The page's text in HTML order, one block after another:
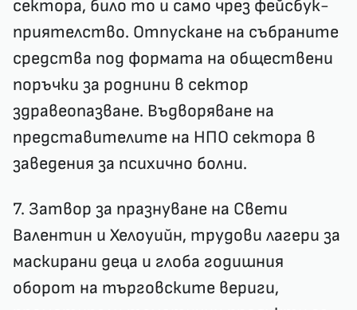
сектора, било то и само чрез фейсбук-
приятелство. Отпускане на събраните
средства под формата на обществени
поръчки за роднини в сектор
здравеопазване. Въдворяване на
представителите на НПО сектора в
заведения за психично болни.
7. Затвор за празнуване на Свети
Валентин и Хелоуийн, трудови лагери за
маскирани деца и глоба годишния
оборот на търговските вериги,